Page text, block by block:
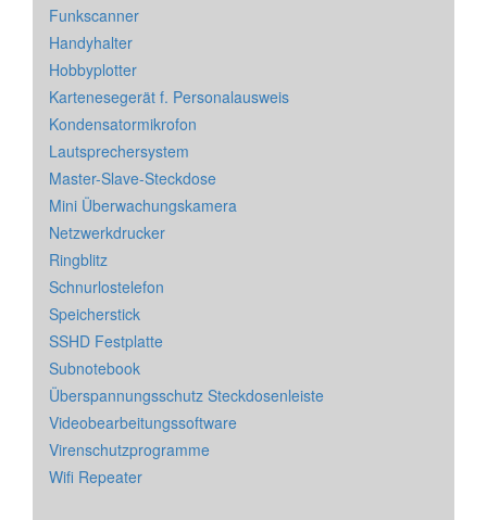
Funkscanner
Handyhalter
Hobbyplotter
Kartenesegerät f. Personalausweis
Kondensatormikrofon
Lautsprechersystem
Master-Slave-Steckdose
Mini Überwachungskamera
Netzwerkdrucker
Ringblitz
Schnurlostelefon
Speicherstick
SSHD Festplatte
Subnotebook
Überspannungsschutz Steckdosenleiste
Videobearbeitungssoftware
Virenschutzprogramme
Wifi Repeater